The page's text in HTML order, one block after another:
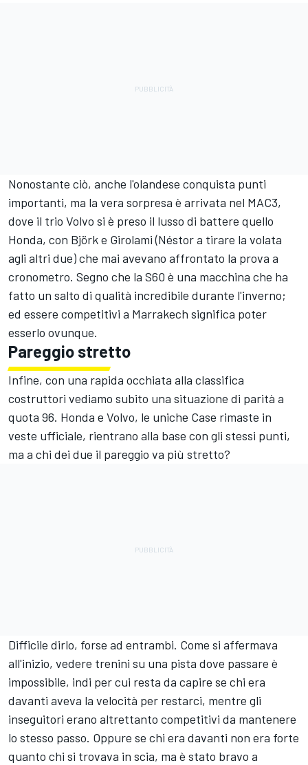
Nonostante ciò, anche l'olandese conquista punti
importanti, ma la vera sorpresa è arrivata nel MAC3,
dove il trio Volvo si è preso il lusso di battere quello
Honda, con Björk e Girolami (Néstor a tirare la volata
agli altri due) che mai avevano affrontato la prova a
cronometro. Segno che la S60 è una macchina che ha
fatto un salto di qualità incredibile durante l'inverno;
ed essere competitivi a Marrakech significa poter
esserlo ovunque.
Pareggio stretto
Infine, con una rapida occhiata alla classifica
costruttori vediamo subito una situazione di parità a
quota 96. Honda e Volvo, le uniche Case rimaste in
veste ufficiale, rientrano alla base con gli stessi punti,
ma a chi dei due il pareggio va più stretto?
Difficile dirlo, forse ad entrambi. Come si affermava
all'inizio, vedere trenini su una pista dove passare è
impossibile, indi per cui resta da capire se chi era
davanti aveva la velocità per restarci, mentre gli
inseguitori erano altrettanto competitivi da mantenere
lo stesso passo. Oppure se chi era davanti non era forte
quanto chi si trovava in scia, ma è stato bravo a